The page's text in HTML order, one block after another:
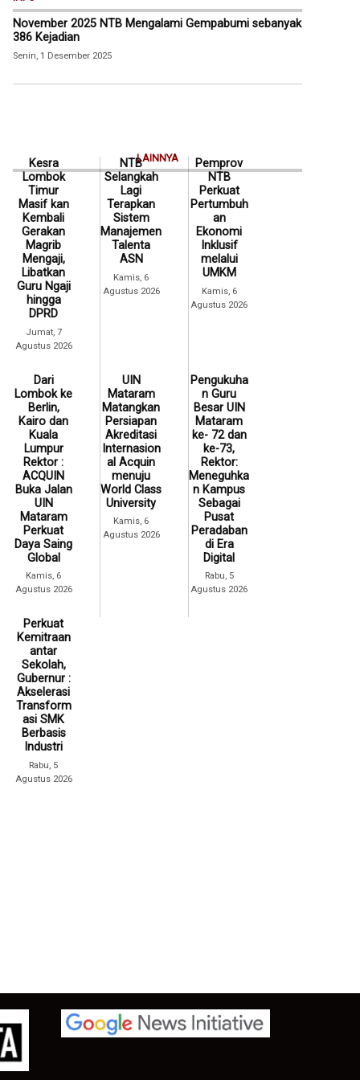
November 2025 NTB Mengalami Gempabumi sebanyak
386 Kejadian
Senin, 1 Desember 2025
LAINNYA
Kesra
Lombok
Timur
Masif kan
Kembali
Gerakan
Magrib
Mengaji,
Libatkan
Guru Ngaji
hingga
DPRD
Jumat, 7
Agustus 2026
NTB
Selangkah
Lagi
Terapkan
Sistem
Manajemen
Talenta
ASN
Kamis, 6
Agustus 2026
Pemprov
NTB
Perkuat
Pertumbuh
an
Ekonomi
Inklusif
melalui
UMKM
Kamis, 6
Agustus 2026
Dari
Lombok ke
Berlin,
Kairo dan
Kuala
Lumpur
Rektor :
ACQUIN
Buka Jalan
UIN
Mataram
Perkuat
Daya Saing
Global
Kamis, 6
Agustus 2026
UIN
Mataram
Matangkan
Persiapan
Akreditasi
Internasion
al Acquin
menuju
World Class
University
Kamis, 6
Agustus 2026
Pengukuha
n Guru
Besar UIN
Mataram
ke- 72 dan
ke-73,
Rektor:
Meneguhka
n Kampus
Sebagai
Pusat
Peradaban
di Era
Digital
Rabu, 5
Agustus 2026
Perkuat
Kemitraan
antar
Sekolah,
Gubernur :
Akselerasi
Transform
asi SMK
Berbasis
Industri
Rabu, 5
Agustus 2026